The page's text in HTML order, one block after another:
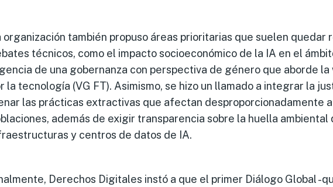
organización también propuso áreas prioritarias que suelen quedar
técnicos, como el impacto socioeconómico de la IA en el
de una gobernanza con perspectiva de género que aborde
la tecnología (VG FT). Asimismo, se hizo un llamado a integrar la
las prácticas extractivas que afectan desproporcionadamente
además de exigir transparencia sobre la huella ambiental
y centros de datos de IA.
Derechos Digitales instó a que el primer Diálogo Global -